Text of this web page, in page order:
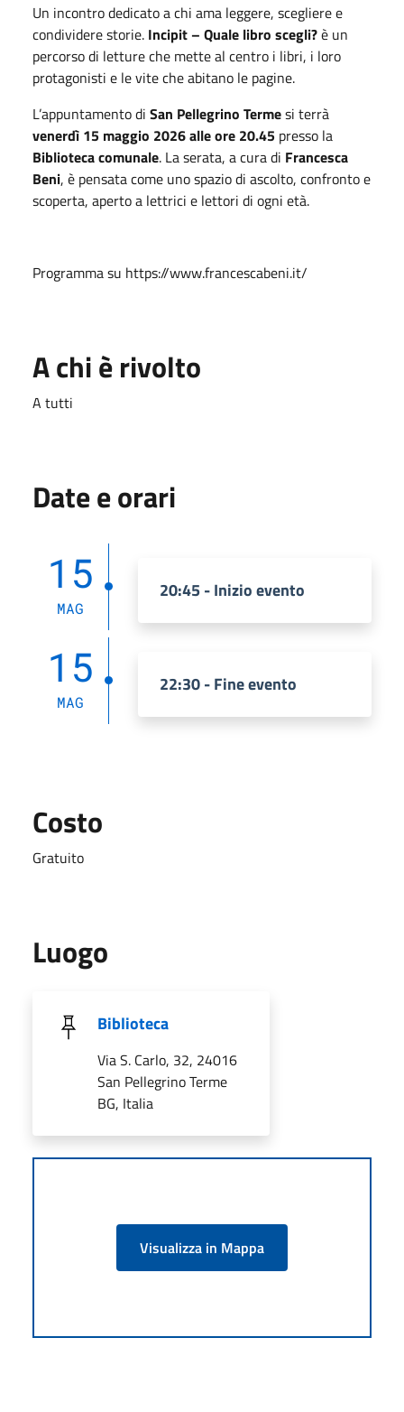
Un incontro dedicato a chi ama leggere, scegliere e
condividere storie. Incipit – Quale libro scegli?è un
percorso di letture che mette al centro i libri, i loro
protagonisti e le vite che abitano le pagine.
L’appuntamento di San Pellegrino Termesi terrà
venerdì 15 maggio 2026 alle ore 20.45 presso la
Biblioteca comunale. La serata, a cura di Francesca
Beni, è pensata come uno spazio di ascolto, confronto e
scoperta, aperto a lettrici e lettori di ogni età.
Programma su https://www.francescabeni.it/
A chi è rivolto
A tutti
Date e orari
15
MAG
20:45 - Inizio evento
15
MAG
22:30 - Fine evento
Costo
Gratuito
Luogo
Biblioteca
Via S. Carlo, 32, 24016
San Pellegrino Terme
BG, Italia
Visualizza in Mappa